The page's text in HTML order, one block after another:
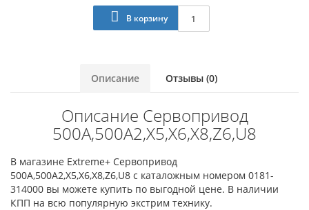
В корзину
Описание Отзывы (0)
Описание Сервопривод
500А,500А2,Х5,Х6,Х8,Z6,U8
В магазине Extreme+ Сервопривод
500А,500А2,Х5,Х6,Х8,Z6,U8 с каталожным номером 0181-
314000 вы можете купить по выгодной цене. В наличии
КПП на всю популярную экстрим технику.